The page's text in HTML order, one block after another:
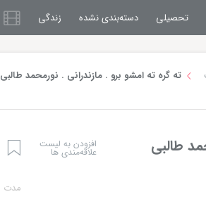
تحصیلی دسته‌بندی نشده زندگی
ته گره ته امشو برو . مازندرانی . نورمحمد طالبی
طالبی افزودن به لیست
علاقه‌مندی ها
مدت 3 دقیقه